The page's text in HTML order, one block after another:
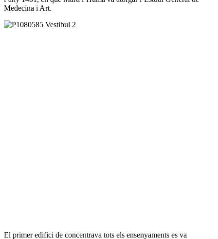
Medecina i Art.
El primer edifici de concentrava tots els ensenyaments es va